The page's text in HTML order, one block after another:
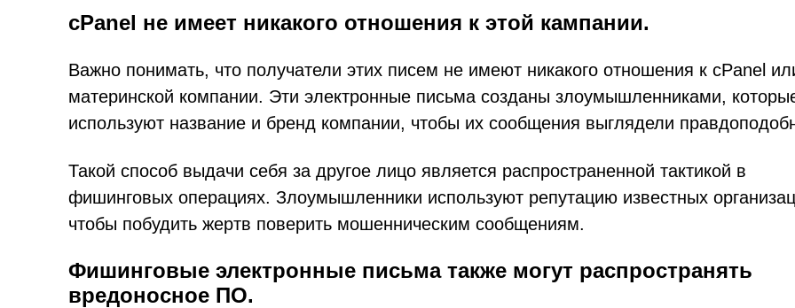
cPanel не имеет никакого отношения к этой кампании.
Важно понимать, что получатели этих писем не имеют никакого отношения к cPanel
материнской компании. Эти электронные письма созданы злоумышленниками,
используют название и бренд компании, чтобы их сообщения выглядели
Такой способ выдачи себя за другое лицо является распространенной тактикой в
фишинговых операциях. Злоумышленники используют репутацию известных
чтобы побудить жертв поверить мошенническим сообщениям.
Фишинговые электронные письма также могут распространять
вредоносное ПО.